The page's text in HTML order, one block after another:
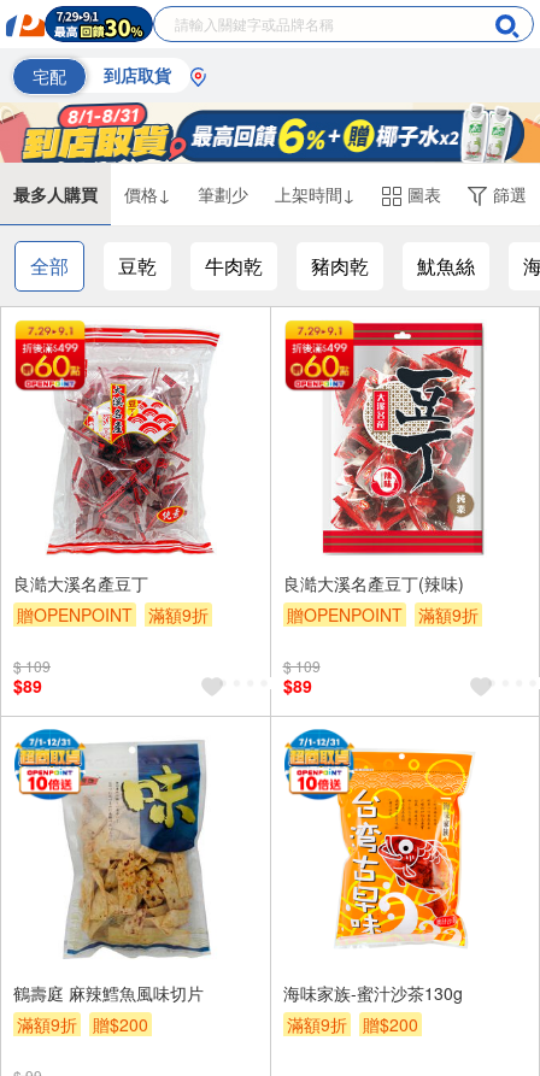
宅配 到店取貨
最多人購買 價格↓ 筆劃少 上架時間↓ 圖表 篩選
全部 豆乾 牛肉乾 豬肉乾 魷魚絲
良澔大溪名產豆丁
贈OPENPOINT
滿額9折
$ 109
$89
良澔大溪名產豆丁(辣味)
贈OPENPOINT
滿額9折
$ 109
$89
鶴壽庭 麻辣鱈魚風味切片
滿額9折
贈$200
海味家族-蜜汁沙茶130g
滿額9折
贈$200